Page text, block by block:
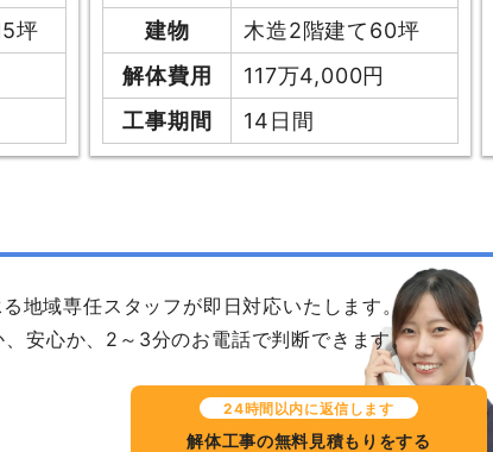
坪
建物
木造2階建て60坪
解体費用
117万4,000円
工事期間
14日間
地域専任スタッフが即日対応いたします。
安心か、2～3分のお電話で判断できます。
24時間以内に返信します
解体工事の無料見積もりをする